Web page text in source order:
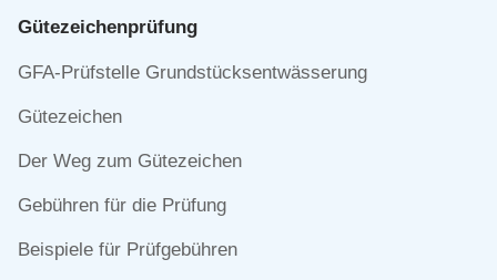
Gütezeichen­prüfung
Navigation
GFA-Prüfstelle Grundstücksentwässerung
Gütezeichen
Der Weg zum Gütezeichen
Gebühren für die Prüfung
Beispiele für Prüfgebühren